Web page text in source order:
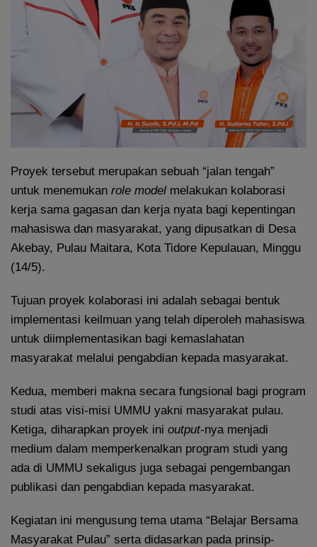
Proyek tersebut merupakan sebuah “jalan tengah”
untuk menemukan role model melakukan kolaborasi
kerja sama gagasan dan kerja nyata bagi kepentingan
mahasiswa dan masyarakat, yang dipusatkan di Desa
Akebay, Pulau Maitara, Kota Tidore Kepulauan, Minggu
(14/5).
Tujuan proyek kolaborasi ini adalah sebagai bentuk
implementasi keilmuan yang telah diperoleh mahasiswa
untuk diimplementasikan bagi kemaslahatan
masyarakat melalui pengabdian kepada masyarakat.
Kedua, memberi makna secara fungsional bagi program
studi atas visi-misi UMMU yakni masyarakat pulau.
Ketiga, diharapkan proyek ini output-nya menjadi
medium dalam memperkenalkan program studi yang
ada di UMMU sekaligus juga sebagai pengembangan
publikasi dan pengabdian kepada masyarakat.
Kegiatan ini mengusung tema utama “Belajar Bersama
Masyarakat Pulau” serta didasarkan pada prinsip-